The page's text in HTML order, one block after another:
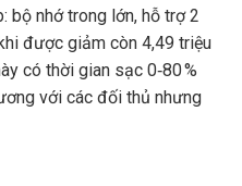
bộ nhớ trong lớn, hỗ trợ 2
được giảm còn 4,49 triệu
có thời gian sạc 0‑80 %
với các đối thủ nhưng